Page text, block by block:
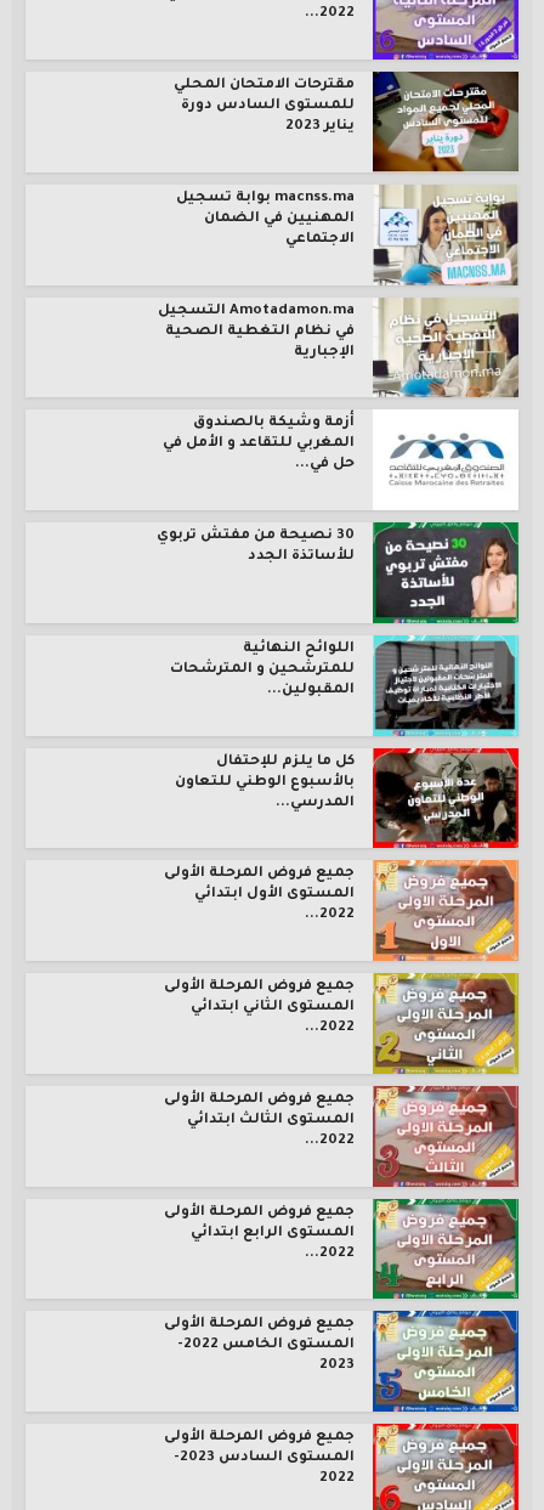
2022...
مقترحات الامتحان المحلي
للمستوى السادس دورة
يناير 2023
macnss.ma بوابة تسجيل
المهنيين في الضمان
الاجتماعي
Amotadamon.ma التسجيل
في نظام التغطية الصحية
الإجبارية
أزمة وشيكة بالصندوق
المغربي للتقاعد و الأمل في
حل في...
30 نصيحة من مفتش تربوي
للأساتذة الجدد
اللوائح النهائية
للمترشحين و المترشحات
المقبولين...
كل ما يلزم للإحتفال
بالأسبوع الوطني للتعاون
المدرسي...
جميع فروض المرحلة الأولى
المستوى الأول ابتدائي
2022...
جميع فروض المرحلة الأولى
المستوى الثاني ابتدائي
2022...
جميع فروض المرحلة الأولى
المستوى الثالث ابتدائي
2022...
جميع فروض المرحلة الأولى
المستوى الرابع ابتدائي
2022...
جميع فروض المرحلة الأولى
المستوى الخامس 2022-
2023
جميع فروض المرحلة الأولى
المستوى السادس 2023-
2022